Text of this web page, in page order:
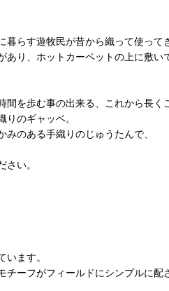
らす遊牧民が昔から織って使って
り、ホットカーペットの上に敷い
を歩む事の出来る、これから長く
のギャッベ。
のある手織りのじゅうたんで、
い。
ます。
ーフがフィールドにシンプルに配